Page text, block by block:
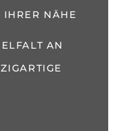
IHRER NÄHE
AN
H